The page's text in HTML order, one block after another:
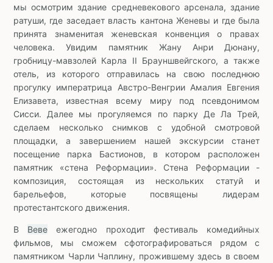
мы осмотрим здание средневекового арсенала, здание
ратуши, где заседает власть кантона Женевы и где была
принята знаменитая женевская конвенция о правах
человека. Увидим памятник Жану Анри Дюнану,
гробницу-мавзолей Карла II Брауншвейгского, а также
отель, из которого отправилась на свою последнюю
прогулку императрица Австро-Венгрии Амалия Евгения
Елизавета, известная всему миру под псевдонимом
Сисси. Далее мы прогуляемся по парку Де Ла Трей,
сделаем несколько снимков с удобной смотровой
площадки, а завершением нашей экскурсии станет
посещение парка Бастионов, в котором расположен
памятник «стена Реформации». Стена Реформации -
композиция, состоящая из нескольких статуй и
барельефов, которые посвящены лидерам
протестантского движения.
В Веве ежегодно проходит фестиваль комедийных
фильмов, мы сможем сфотографироваться рядом с
памятником Чарли Чаплину, прожившему здесь в своем